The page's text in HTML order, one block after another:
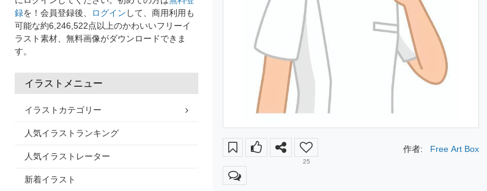
録を！会員登録後、 ログイン して、商用利用も
可能な約6,246,522点以上のかわいいフリーイ
ラスト素材、無料画像がダウンロードできま
す。
イラストメニュー
イラストカテゴリー
人気イラストランキング
人気イラストレーター
新着イラスト
25
作者: Free Art Box